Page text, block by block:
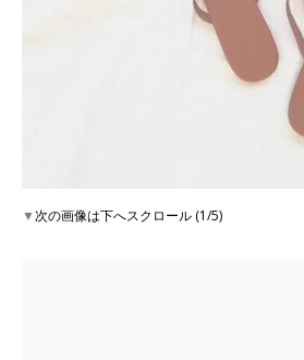
▼次の画像は下へスクロール (1/5)